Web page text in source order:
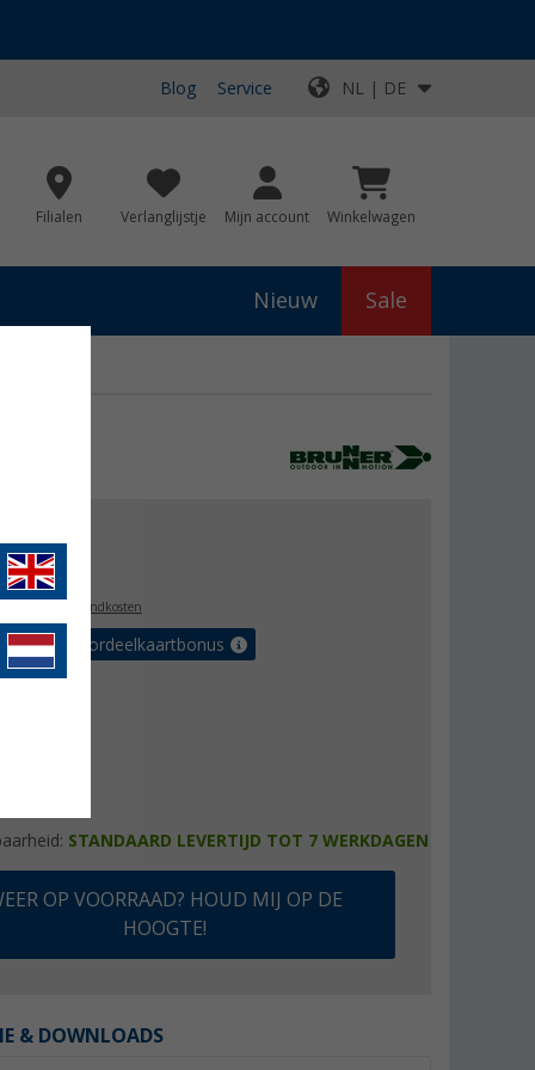
Blog Service NL | DE
Filialen Verlanglijstje Mijn account Winkelwagen
Nieuw Sale
plus verzendkosten
tot 5% voordeelkaartbonus
STANDAARD LEVERTIJD TOT 7 WERKDAGEN
OP VOORRAAD? HOUD MIJ OP DE
HOOGTE!
& DOWNLOADS